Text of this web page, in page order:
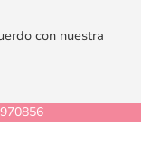
con nuestra